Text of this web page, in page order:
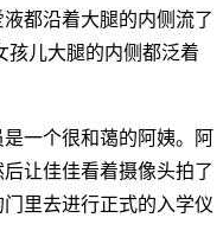
都沿着大腿的内侧流了
孩儿大腿的内侧都泛着
一个很和蔼的阿姨。阿
让佳佳看着摄像头拍了
里去进行正式的入学仪